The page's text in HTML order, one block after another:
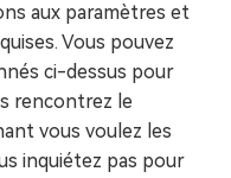
aux paramètres et
Vous pouvez
ci-dessus pour
rencontrez le
vous voulez les
inquiétez pas pour